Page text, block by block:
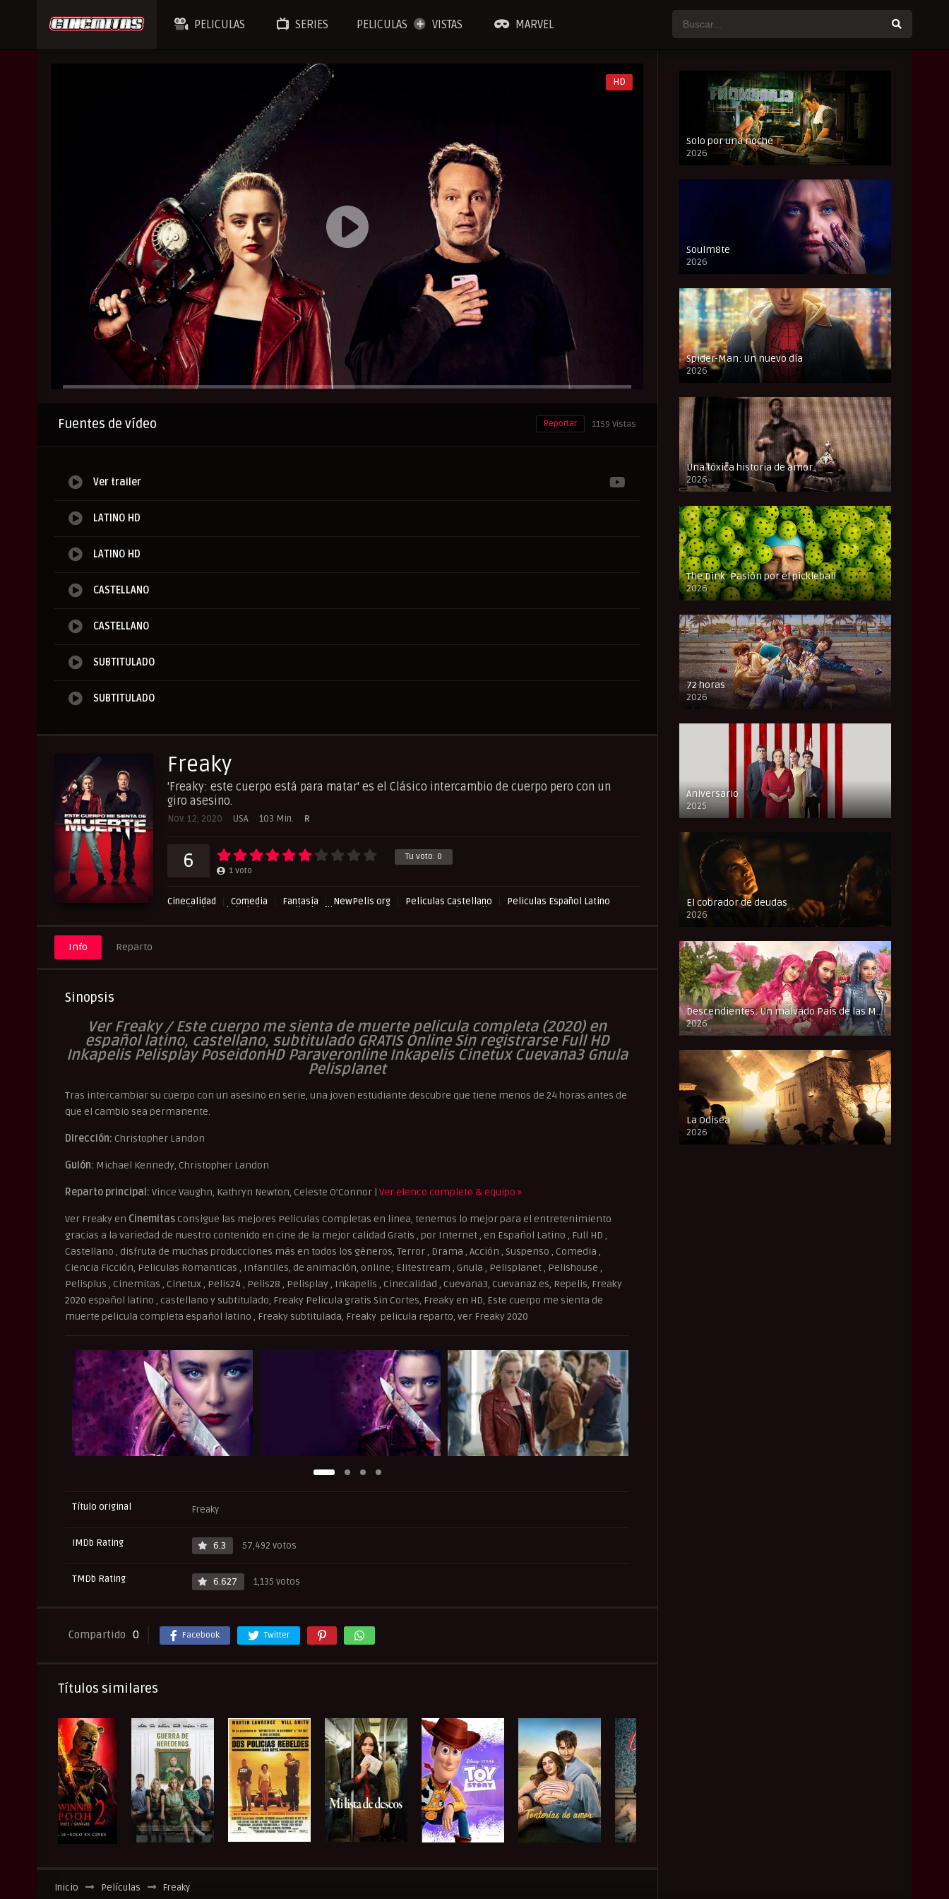
PELICULAS SERIES PELICULAS VISTAS MARVEL
HD
Fuentes de vídeo 1159 Vistas
Reportar
Ver trailer
LATINO HD
LATINO HD
CASTELLANO
CASTELLANO
SUBTITULADO
SUBTITULADO
Freaky
'Freaky: este cuerpo está para matar' es el Clásico intercambio de cuerpo pero con un
giro asesino.
Nov. 12, 2020 USA 103 Min. R
Tu voto: 0
6 1 voto
Cinecalidad Comedia Fantasía NewPelis org Peliculas Castellano
Peliculas Español Latino
Peliculas Subtituladas
Peliculasflix UltraPelisHD
Info Reparto
Sinopsis
Ver Freaky / Este cuerpo me sienta de muerte pelicula completa (2020) en
español latino, castellano, subtitulado GRATIS Online Sin registrarse Full HD
Inkapelis Pelisplay PoseidonHD Paraveronline Inkapelis Cinetux Cuevana3 Gnula
Pelisplanet
Tras intercambiar su cuerpo con un asesino en serie, una joven estudiante descubre que tiene menos de 24 horas antes de
que el cambio sea permanente.
Dirección: Christopher Landon
Guión: Michael Kennedy, Christopher Landon
Reparto principal: Vince Vaughn, Kathryn Newton, Celeste O’Connor | Ver elenco completo & equipo »
Ver Freaky en Cinemitas Consigue las mejores Peliculas Completas en linea, tenemos lo mejor para el entretenimiento
gracias a la variedad de nuestro contenido en cine de la mejor calidad Gratis , por Internet , en Español Latino , Full HD ,
Castellano , disfruta de muchas producciones más en todos los géneros, Terror , Drama , Acción , Suspenso , Comedia ,
Ciencia Ficción, Peliculas Romanticas , Infantiles, de animación, online; Elitestream , Gnula , Pelisplanet , Pelishouse ,
Pelisplus , Cinemitas , Cinetux , Pelis24 , Pelis28 , Pelisplay , Inkapelis , Cinecalidad , Cuevana3, Cuevana2.es, Repelis, Freaky
2020 español latino , castellano y subtitulado, Freaky Pelicula gratis Sin Cortes, Freaky en HD, Este cuerpo me sienta de
muerte pelicula completa español latino , Freaky subtitulada, Freaky pelicula reparto, ver Freaky 2020
Título original Freaky
IMDb Rating 6.3 57,492 votos
TMDb Rating 6.627 1,135 votos
Compartido 0 Facebook Twitter
Títulos similares
Inicio Películas Freaky
Solo por una noche
2026
CAM
Soulm8te
2026
FULL HD
Spider-Man: Un nuevo día
2026
CAM
Una tóxica historia de amor
2026
FULL HD
The Dink: Pasión por el pickleball
2026
FULL HD
72 horas
2026
FULL HD
Aniversario
2025
FULL HD
El cobrador de deudas
2026
FULL HD
Descendientes: Un malvado País de las Maravillas
2026
FULL HD
La Odisea
2026
CAM